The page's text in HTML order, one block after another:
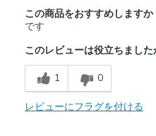
Attractive Design
Comfortable
Durable
Stylish
この商品をおすすめしますか
です
このレビューは役立ちました
1 0
レビューにフラグを付ける